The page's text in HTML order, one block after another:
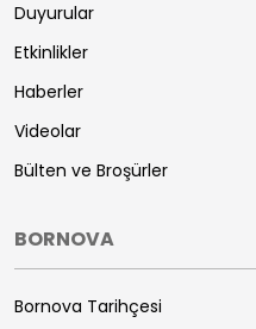
Duyurular
Etkinlikler
Haberler
Videolar
Bülten ve Broşürler
BORNOVA
Bornova Tarihçesi